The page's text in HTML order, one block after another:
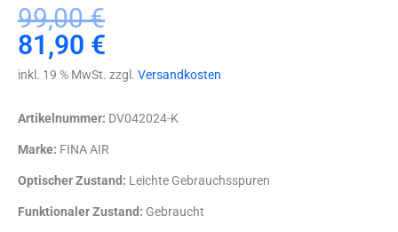
99,00€
Ursprünglicher
Preis
war:
81,90 €
Aktueller
Preis
ist:
inkl. 19 % MwSt. zzgl. Versandkosten
Artikelnummer: DV042024-K
Marke: FINA AIR
Optischer Zustand: Leichte Gebrauchsspuren
Funktionaler Zustand: Gebraucht